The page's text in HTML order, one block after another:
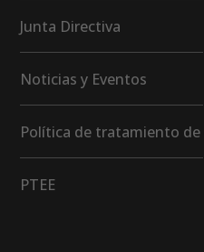
Junta Directiva
Noticias y Eventos
Política de tratamiento de
PTEE